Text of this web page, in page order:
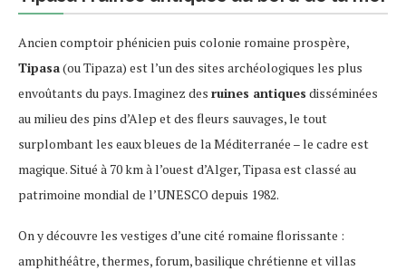
Ancien comptoir phénicien puis colonie romaine prospère,
Tipasa(ou Tipaza) est l’un des sites archéologiques les plus
envoûtants du pays. Imaginez des ruines antiques disséminées
au milieu des pins d’Alep et des fleurs sauvages, le tout
surplombant les eaux bleues de la Méditerranée – le cadre est
magique. Situé à 70 km à l’ouest d’Alger, Tipasa est classé au
patrimoine mondial de l’UNESCO depuis 1982.
On y découvre les vestiges d’une cité romaine florissante :
amphithéâtre, thermes, forum, basilique chrétienne et villas